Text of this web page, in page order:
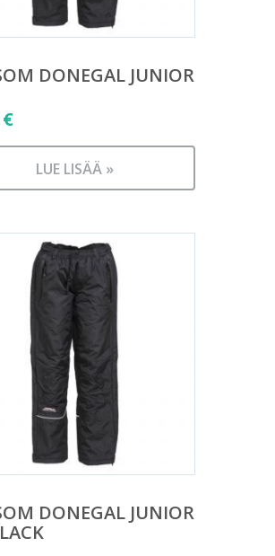
DONEGAL JUNIOR
€
LUE LISÄÄ »
DONEGAL JUNIOR